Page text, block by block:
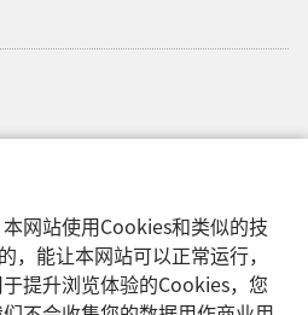
网站使用Cookies和类似的技
，能让本网站可以正常运行，
提升浏览体验的Cookies，您